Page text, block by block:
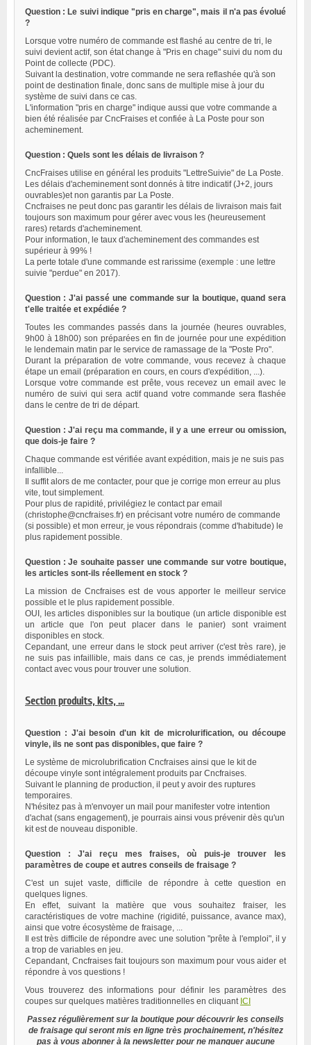
Question : Le suivi indique "pris en charge", mais il n'a pas évolué
?
Lorsque votre numéro de commande est flashé au centre de tri, le
suivi devient actif, son état change à "Pris en chage" suivi du nom du
Point de collecte (PDC).
Suivant la destination, votre commande ne sera reflashée qu'à son
point de destination finale, donc sans de multiple mise à jour du
système de suivi dans ce cas.
L'information "pris en charge" indique aussi que votre commande a
bien été réalisée par CncFraises et confiée à La Poste pour son
acheminement.
Question : Quels sont les délais de livraison ?
CncFraises utilise en général les produits "LettreSuivie" de La Poste.
Les délais d'acheminement sont donnés à titre indicatif (J+2, jours
ouvrables)et non garantis par La Poste.
Cncfraises ne peut donc pas garantir les délais de livraison mais fait
toujours son maximum pour gérer avec vous les (heureusement
rares) retards d'acheminement.
Pour information, le taux d'acheminement des commandes est
supérieur à 99% !
La perte totale d'une commande est rarissime (exemple : une lettre
suivie "perdue" en 2017).
Question : J'ai passé une commande sur la boutique, quand sera
t'elle traitée et expédiée ?
Toutes les commandes passés dans la journée (heures ouvrables,
9h00 à 18h00) son préparées en fin de journée pour une expédition
le lendemain matin par le service de ramassage de la "Poste Pro".
Durant la préparation de votre commande, vous recevez à chaque
étape un email (préparation en cours, en cours d'expédition, ...).
Lorsque votre commande est prête, vous recevez un email avec le
numéro de suivi qui sera actif quand votre commande sera flashée
dans le centre de tri de départ.
Question : J'ai reçu ma commande, il y a une erreur ou omission,
que dois-je faire ?
Chaque commande est vérifiée avant expédition, mais je ne suis pas
infallible...
Il suffit alors de me contacter, pour que je corrige mon erreur au plus
vite, tout simplement.
Pour plus de rapidité, privilégiez le contact par email
(christophe@cncfraises.fr) en précisant votre numéro de commande
(si possible) et mon erreur, je vous répondrais (comme d'habitude) le
plus rapidement possible.
Question : Je souhaite passer une commande sur votre boutique,
les articles sont-ils réellement en stock ?
La mission de Cncfraises est de vous apporter le meilleur service
possible et le plus rapidement possible.
OUI, les articles disponibles sur la boutique (un article disponible est
un article que l'on peut placer dans le panier) sont vraiment
disponibles en stock.
Cepandant, une erreur dans le stock peut arriver (c'est très rare), je
ne suis pas infaillible, mais dans ce cas, je prends immédiatement
contact avec vous pour trouver une solution.
Section produits, kits, ...
Question : J'ai besoin d'un kit de microlurification, ou découpe
vinyle, ils ne sont pas disponibles, que faire ?
Le système de microlubrification Cncfraises ainsi que le kit de
découpe vinyle sont intégralement produits par Cncfraises.
Suivant le planning de production, il peut y avoir des ruptures
temporaires.
N'hésitez pas à m'envoyer un mail pour manifester votre intention
d'achat (sans engagement), je pourrais ainsi vous prévenir dès qu'un
kit est de nouveau disponible.
Question : J'ai reçu mes fraises, où puis-je trouver les
paramètres de coupe et autres conseils de fraisage ?
C'est un sujet vaste, difficile de répondre à cette question en
quelques lignes.
En effet, suivant la matière que vous souhaitez fraiser, les
caractéristiques de votre machine (rigidité, puissance, avance max),
ainsi que votre écosystème de fraisage, ...
Il est très difficile de répondre avec une solution "prête à l'emploi", il y
a trop de variables en jeu.
Cepandant, Cncfraises fait toujours son maximum pour vous aider et
répondre à vos questions !
Vous trouverez des informations pour définir les paramètres des
coupes sur quelques matières traditionnelles en cliquant ICI
Passez régulièrement sur la boutique pour découvrir les conseils
de fraisage qui seront mis en ligne très prochainement, n'hésitez
pas à vous abonner à la newsletter pour ne manquer aucune